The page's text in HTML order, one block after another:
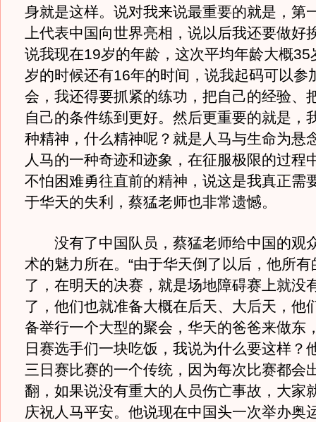
身就是这样。说对我来说最重要的就是，第
上代表中国向世界亮相，说以后我还要做好
说我现在19岁的年龄，这次平均年龄大概35
岁的时候还有16年的时间，说我起码可以参
会，我还得要抓紧的练功，把自己的经验、
自己的条件练到更好。然后更重要的就是，
种精神，什么精神呢？就是人马与生命为悬
人马的一种奇迹和迹象，在征服极限的过程
不怕困难勇往直前的精神，说这是我真正需
于华天的失利，蔡猛老师也非常遗憾。
没有了中国队员，蔡猛老师给中国的观
术的魅力所在。“由于华天倒了以后，他所
了，在明天的决赛，就是场地障碍赛上就没
了，他们也就准备大概在后天、大后天，他
备举行一个大型的聚会，华天的爸爸来做东
日赛选手们一块吃饭，我说为什么要这样？
三日赛比赛的一个传统，因为每次比赛都会
翻，如果说没有重大的人员伤亡事故，大家
庆祝人马平安。他说现在中国头一次举办奥